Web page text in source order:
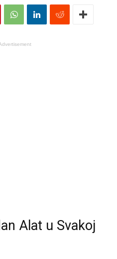
Alat u Svakoj